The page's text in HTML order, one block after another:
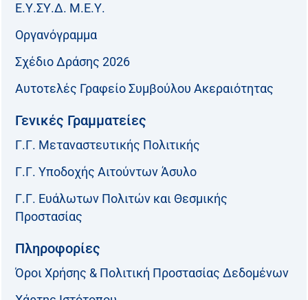
Ε.Υ.ΣΥ.Δ. Μ.Ε.Υ.
Οργανόγραμμα
Σχέδιο Δράσης 2026
Αυτοτελές Γραφείο Συμβούλου Ακεραιότητας
Γενικές Γραμματείες
Γ.Γ. Μεταναστευτικής Πολιτικής
Γ.Γ. Υποδοχής Αιτούντων Άσυλο
Γ.Γ. Ευάλωτων Πολιτών και Θεσμικής
Προστασίας
Πληροφορίες
Όροι Χρήσης & Πολιτική Προστασίας Δεδομένων